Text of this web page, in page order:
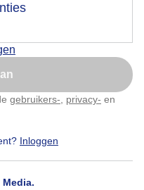
gebruikers- privacy- en
Inloggen
09-2025, 24x bekeken
later
te passen